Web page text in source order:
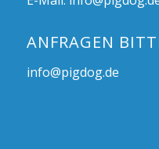
ANFRAGEN
info@pigdog.de